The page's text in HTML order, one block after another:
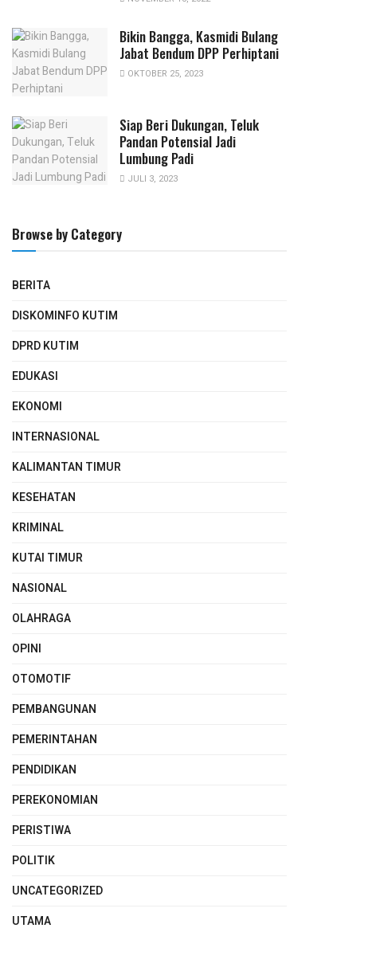
Bikin Bangga, Kasmidi Bulang
Jabat Bendum DPP Perhiptani
OKTOBER 25, 2023
Siap Beri Dukungan, Teluk
Pandan Potensial Jadi
Lumbung Padi
JULI 3, 2023
Browse by Category
BERITA
DISKOMINFO KUTIM
DPRD KUTIM
EDUKASI
EKONOMI
INTERNASIONAL
KALIMANTAN TIMUR
KESEHATAN
KRIMINAL
KUTAI TIMUR
NASIONAL
OLAHRAGA
OPINI
OTOMOTIF
PEMBANGUNAN
PEMERINTAHAN
PENDIDIKAN
PEREKONOMIAN
PERISTIWA
POLITIK
UNCATEGORIZED
UTAMA